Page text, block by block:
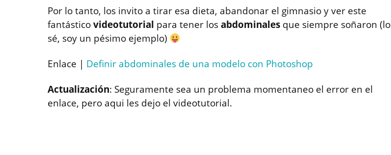
Por lo tanto, los invito a tirar esa dieta, abandonar el gimnasio y ver este
fantásticovideotutorial para tener losabdominales que siempre soñaron (lo
sé, soy un pésimo ejemplo)
Enlace | Definir abdominales de una modelo con Photoshop
Actualización: Seguramente sea un problema momentaneo el error en el
enlace, pero aqui les dejo el videotutorial.